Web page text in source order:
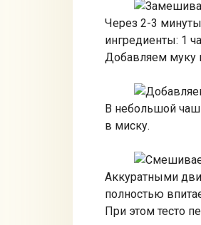
Через 2-3
ингредиенты: 1
Добавляем муку
В небольшой
в миску.
Аккуратными
полностью
При этом тесто